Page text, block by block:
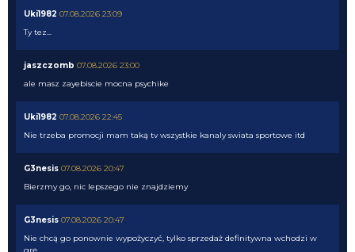
Uki1982 07.08.2026 23:09
Ty tez...
jaszczomb 07.08.2026 23:00
ale masz zayebiscie mocna psychike
Uki1982 07.08.2026 22:45
Nie trzeba promocji mam taką tv wszystkie kanaly swiata sportowe itd
G3nesis 07.08.2026 20:47
Bierzmy go, nic lepszego nie znajdziemy
G3nesis 07.08.2026 20:47
Nie chcą go ponownie wypożyczyć, tylko sprzedaż definitywna wchodzi w